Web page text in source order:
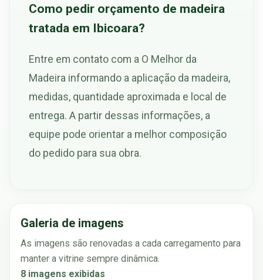
Como pedir orçamento de madeira
tratada em Ibicoara?
Entre em contato com a O Melhor da
Madeira informando a aplicação da madeira,
medidas, quantidade aproximada e local de
entrega. A partir dessas informações, a
equipe pode orientar a melhor composição
do pedido para sua obra.
Galeria de imagens
As imagens são renovadas a cada carregamento para
manter a vitrine sempre dinâmica.
8 imagens exibidas